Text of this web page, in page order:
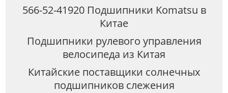
566-52-41920 Подшипники Komatsu в
Китае
Подшипники рулевого управления
велосипеда из Китая
Китайские поставщики солнечных
подшипников слежения